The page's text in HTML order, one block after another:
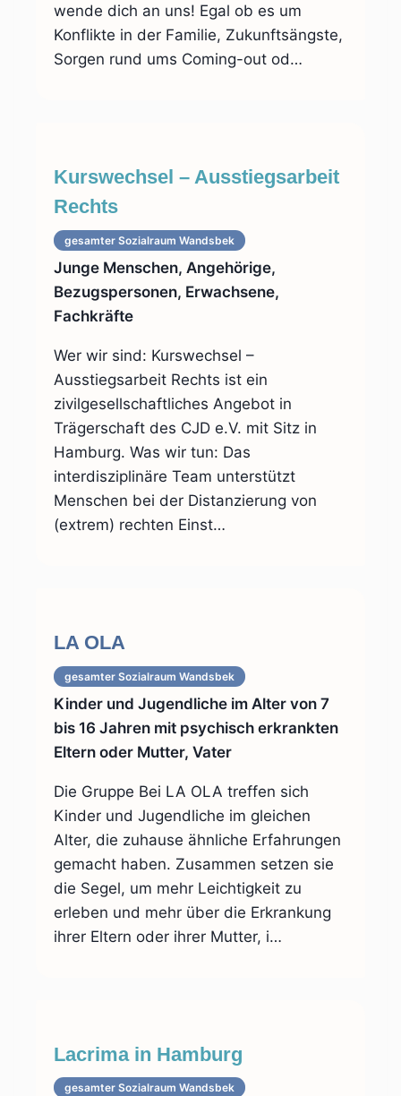
wende dich an uns! Egal ob es um
Konflikte in der Familie, Zukunftsängste,
Sorgen rund ums Coming-out od…
Kurswechsel – Ausstiegsarbeit
Rechts
gesamter Sozialraum Wandsbek
Junge Menschen, Angehörige,
Bezugspersonen, Erwachsene,
Fachkräfte
Wer wir sind: Kurswechsel –
Ausstiegsarbeit Rechts ist ein
zivilgesellschaftliches Angebot in
Trägerschaft des CJD e.V. mit Sitz in
Hamburg. Was wir tun: Das
interdisziplinäre Team unterstützt
Menschen bei der Distanzierung von
(extrem) rechten Einst…
LA OLA
gesamter Sozialraum Wandsbek
Kinder und Jugendliche im Alter von 7
bis 16 Jahren mit psychisch erkrankten
Eltern oder Mutter, Vater
Die Gruppe Bei LA OLA treffen sich
Kinder und Jugendliche im gleichen
Alter, die zuhause ähnliche Erfahrungen
gemacht haben. Zusammen setzen sie
die Segel, um mehr Leichtigkeit zu
erleben und mehr über die Erkrankung
ihrer Eltern oder ihrer Mutter, i…
Lacrima in Hamburg
gesamter Sozialraum Wandsbek